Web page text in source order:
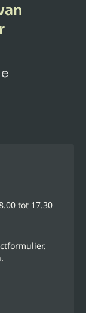
tot 17.30